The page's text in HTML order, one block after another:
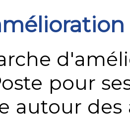
pour
autour des